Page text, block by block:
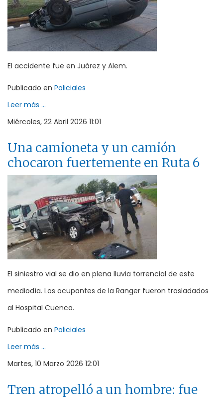
El accidente fue en Juárez y Alem.
Publicado en Policiales
Leer más ...
Miércoles, 22 Abril 2026 11:01
Una camioneta y un camión
chocaron fuertemente en Ruta 6
El siniestro vial se dio en plena lluvia torrencial de este
mediodía. Los ocupantes de la Ranger fueron trasladados
al Hospital Cuenca.
Publicado en Policiales
Leer más ...
Martes, 10 Marzo 2026 12:01
Tren atropelló a un hombre: fue